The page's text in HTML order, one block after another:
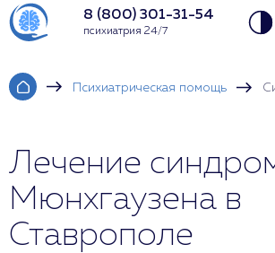
8 (800) 301-31-54
психиатрия 24/7
Психиатрическая помощь
Лечение
Мюнхгаузена в
Ставрополе